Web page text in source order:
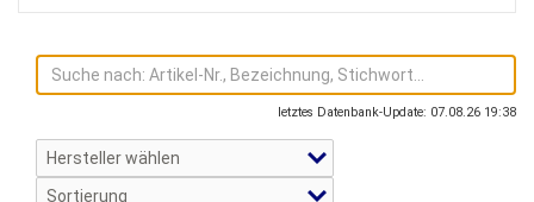
letztes Datenbank-Update: 07.08.26 19:38